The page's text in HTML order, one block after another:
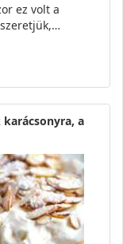
ez volt a
a